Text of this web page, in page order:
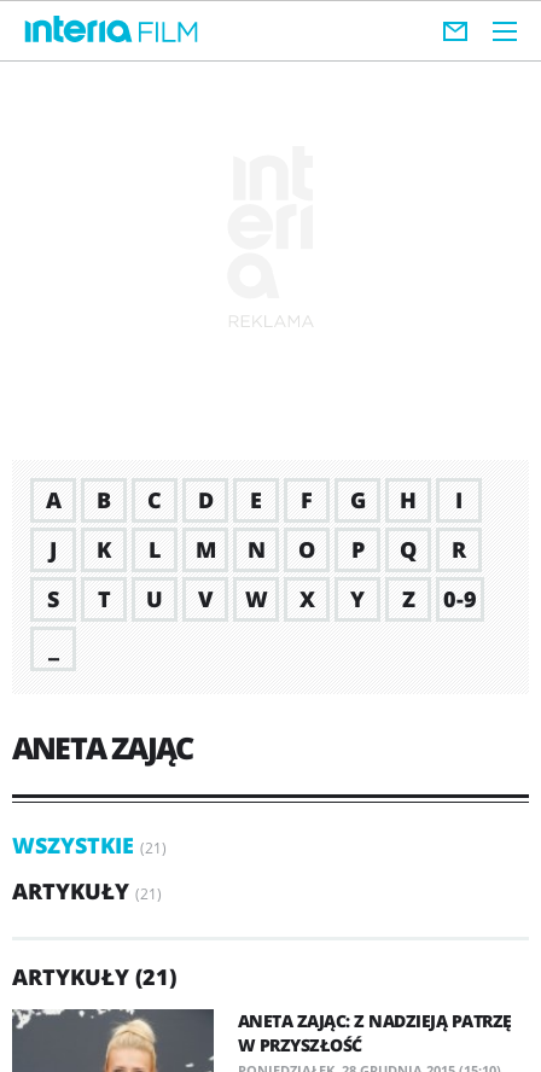
A B C D E F G H
I
J
K L M N O P Q
R
S
T U V W X Y Z
0-9
ANETA ZAJĄC
WSZYSTKIE (21)
ARTYKUŁY (21)
ARTYKUŁY (21)
ANETA ZAJĄC: Z NADZIEJĄ PATRZĘ
W PRZYSZŁOŚĆ